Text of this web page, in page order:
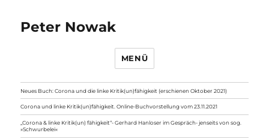
Peter Nowak
MENÜ
Neues Buch: Corona und die linke Kritik(un)fähigkeit (erschienen Oktober 2021)
Corona und linke Kritik(un)fähigkeit. Online-Buchvorstellung vom 23.11.2021
„Corona & linke Kritik(un) fähigkeit“- Gerhard Hanloser im Gespräch- jenseits von sog.
»Schwurbelei«